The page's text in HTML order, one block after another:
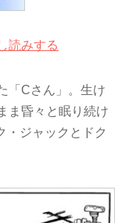
読みする
「Cさん」。生け
ま昏々と眠り続け
・ジャックとドク